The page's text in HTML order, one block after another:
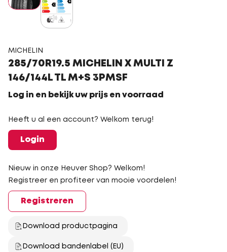
MICHELIN
285/70R19.5 MICHELIN X MULTI Z
146/144L TL M+S 3PMSF
Log in en bekijk uw prijs en voorraad
Heeft u al een account? Welkom terug!
Login
Nieuw in onze Heuver Shop? Welkom!
Registreer en profiteer van mooie voordelen!
Registreren
Download productpagina
Download bandenlabel (EU)